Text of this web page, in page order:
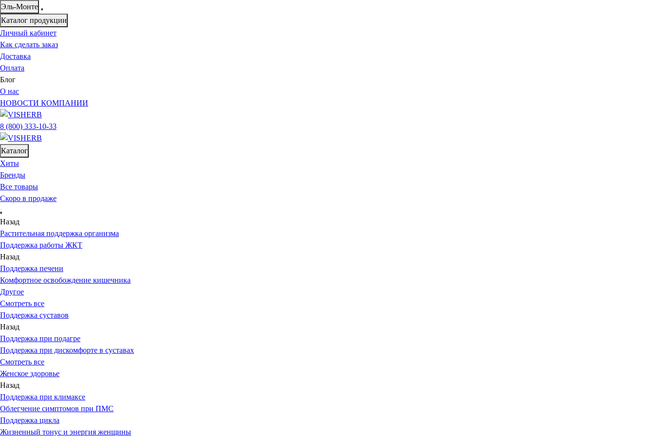
Эль-Монте
Каталог продукции
Личный кабинет
Как сделать заказ
Доставка
Оплата
Блог
О нас
НОВОСТИ КОМПАНИИ
8 (800) 333-10-33
Каталог
Хиты
Бренды
Все товары
Скоро в продаже
Назад
Растительная поддержка организма
Поддержка работы ЖКТ
Назад
Поддержка печени
Комфортное освобождение кишечника
Другое
Смотреть все
Поддержка суставов
Назад
Поддержка при подагре
Поддержка при дискомфорте в суставах
Смотреть все
Женское здоровье
Назад
Поддержка при климаксе
Облегчение симптомов при ПМС
Поддержка цикла
Жизненный тонус и энергия женщины